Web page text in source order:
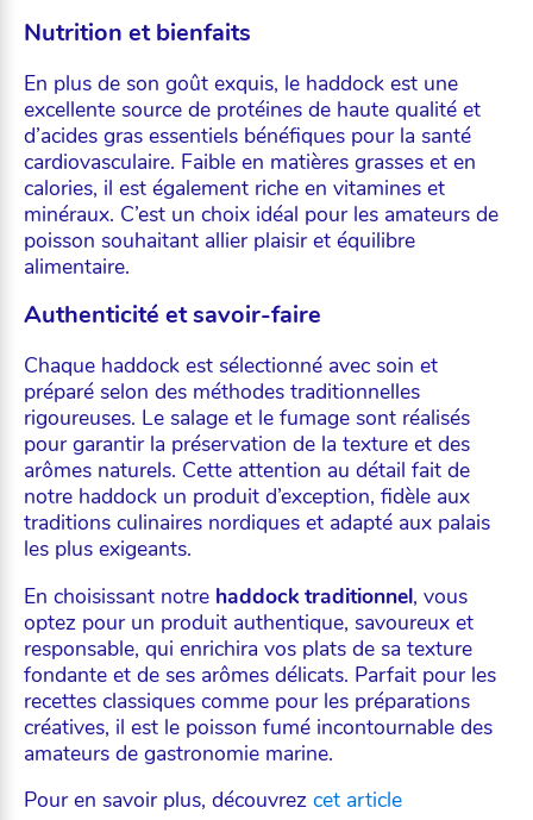
Nutrition et bienfaits
En plus de son goût exquis, le haddock est une
excellente source de protéines de haute qualité et
d’acides gras essentiels bénéfiques pour la santé
cardiovasculaire. Faible en matières grasses et en
calories, il est également riche en vitamines et
minéraux. C’est un choix idéal pour les amateurs de
poisson souhaitant allier plaisir et équilibre
alimentaire.
Authenticité et savoir-faire
Chaque haddock est sélectionné avec soin et
préparé selon des méthodes traditionnelles
rigoureuses. Le salage et le fumage sont réalisés
pour garantir la préservation de la texture et des
arômes naturels. Cette attention au détail fait de
notre haddock un produit d’exception, fidèle aux
traditions culinaires nordiques et adapté aux palais
les plus exigeants.
En choisissant notre haddock traditionnel, vous
optez pour un produit authentique, savoureux et
responsable, qui enrichira vos plats de sa texture
fondante et de ses arômes délicats. Parfait pour les
recettes classiques comme pour les préparations
créatives, il est le poisson fumé incontournable des
amateurs de gastronomie marine.
Pour en savoir plus, découvrez cet article